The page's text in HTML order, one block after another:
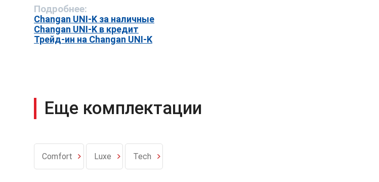
Подробнее:
Changan UNI-K за наличные
Changan UNI-K в кредит
Трейд-ин на Changan UNI-K
Еще комплектации
Comfort Luxe Tech